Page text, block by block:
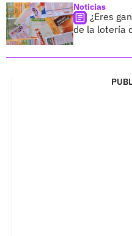
Noticias
¿Eres
de la lotería